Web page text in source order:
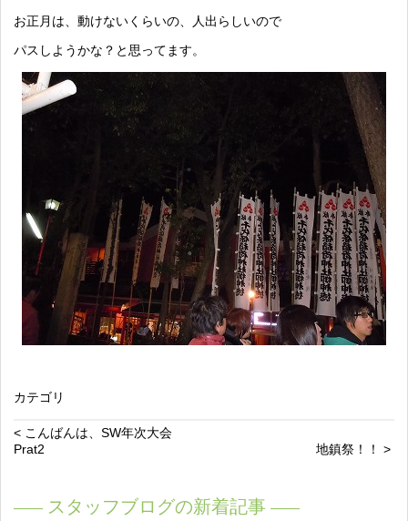
お正月は、動けないくらいの、人出らしいので
パスしようかな？と思ってます。
カテゴリ
< こんばんは、SW年次大会
Prat2
地鎮祭！！ >
スタッフブログの新着記事